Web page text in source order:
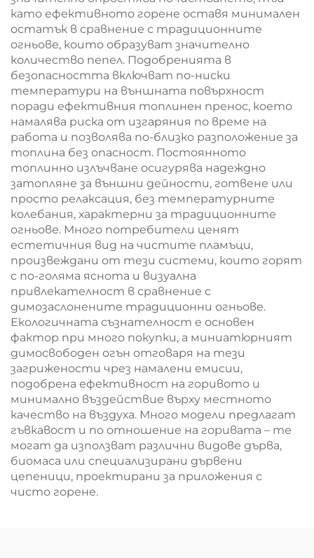
като ефективното горене оставя минимален
остатък в сравнение с традиционните
огньове, които образуват значително
количество пепел. Подобренията в
безопасността включват по-ниски
температури на външната повърхност
поради ефективния топлинен пренос, което
намалява риска от изгаряния по време на
работа и позволява по-близко разположение за
топлина без опасност. Постоянното
топлинно излъчване осигурява надеждно
затопляне за външни дейности, готвене или
просто релаксация, без температурните
колебания, характерни за традиционните
огньове. Много потребители ценят
естетичния вид на чистите пламъци,
произвеждани от тези системи, които горят
с по-голяма яснота и визуална
привлекателност в сравнение с
димозаслонените традиционни огньове.
Екологичната съзнателност е основен
фактор при много покупки, а миниатюрният
димосвободен огън отговаря на тези
загрижености чрез намалени емисии,
подобрена ефективност на горивото и
минимално въздействие върху местното
качество на въздуха. Много модели предлагат
гъвкавост и по отношение на горивата – те
могат да използват различни видове дърва,
биомаса или специализирани дървени
цепеници, проектирани за приложения с
чисто горене.